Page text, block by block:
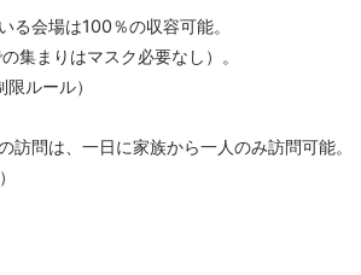
る会場は100％の収容可能。
集まりはマスク必要なし）。
ルール）
訪問は、一日に家族から一人のみ訪問可能。